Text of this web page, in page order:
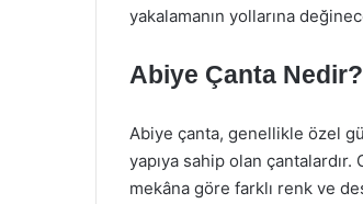
yakalamanın yollarına
Abiye Çanta Nedir?
Abiye çanta, genellikle özel
yapıya sahip olan
mekâna göre farklı renk ve